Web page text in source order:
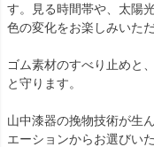
す。見る時間帯や、太陽
色の変化をお楽しみいただ
ゴム素材のすべり止めと
と守ります。
山中漆器の挽物技術が生
エーションからお選びい